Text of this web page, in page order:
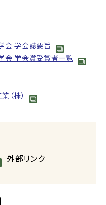
会 学会誌要旨
会 学会賞受賞者一覧
（株）
外部リンク